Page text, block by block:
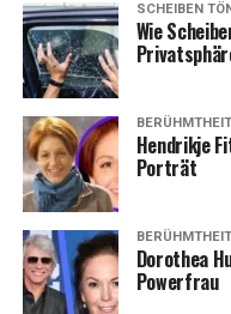
SCHEIBEN
Wie
BERÜHMTHEIT
Hendrikje
Porträt
BERÜHMTHEIT
Dorothea
Powerfrau